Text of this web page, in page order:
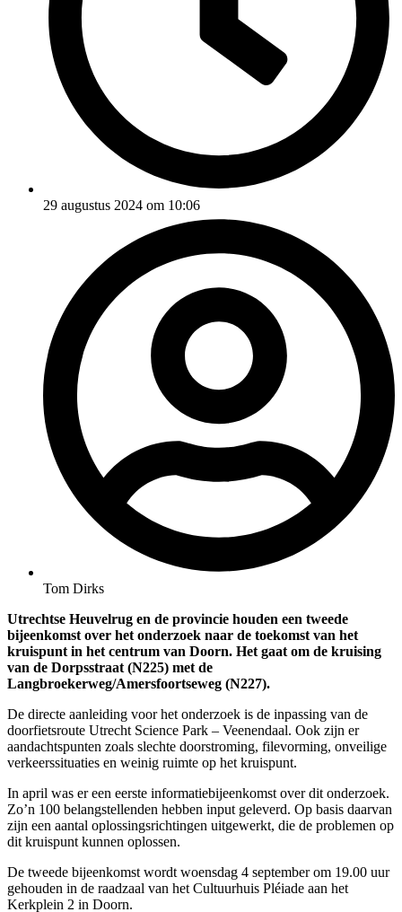
29 augustus 2024 om 10:06
Tom Dirks
Utrechtse Heuvelrug en de provincie houden een tweede
bijeenkomst over het onderzoek naar de toekomst van het
kruispunt in het centrum van Doorn. Het gaat om de kruising
van de Dorpsstraat (N225) met de
Langbroekerweg/Amersfoortseweg (N227).
De directe aanleiding voor het onderzoek is de inpassing van de
doorfietsroute Utrecht Science Park – Veenendaal. Ook zijn er
aandachtspunten zoals slechte doorstroming, filevorming, onveilige
verkeerssituaties en weinig ruimte op het kruispunt.
In april was er een eerste informatiebijeenkomst over dit onderzoek.
Zo’n 100 belangstellenden hebben input geleverd. Op basis daarvan
zijn een aantal oplossingsrichtingen uitgewerkt, die de problemen op
dit kruispunt kunnen oplossen.
De tweede bijeenkomst wordt woensdag 4 september om 19.00 uur
gehouden in de raadzaal van het Cultuurhuis Pléiade aan het
Kerkplein 2 in Doorn.